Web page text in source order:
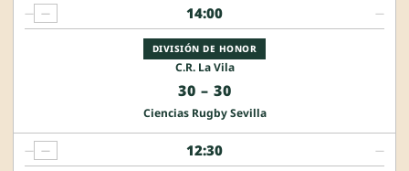
14:00
DIVISIÓN DE HONOR
C.R. La Vila
30 – 30
Ciencias Rugby Sevilla
— — —
12:30
— — —